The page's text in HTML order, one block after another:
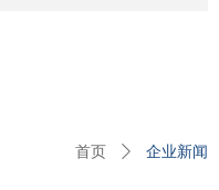
首页 ꄲ 企业新闻